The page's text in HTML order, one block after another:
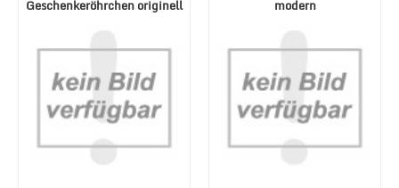
Geschenkeröhrchen originell
modern